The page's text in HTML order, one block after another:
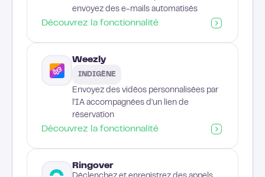
envoyez des e-mails automatisés
Découvrez la fonctionnalité
Weezly
INDIGÈNE
Envoyez des vidéos personnalisées par
l'IA accompagnées d'un lien de
réservation
Découvrez la fonctionnalité
Ringover